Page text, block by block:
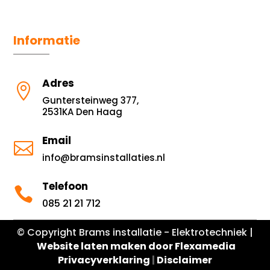
Informatie
 Adres
Guntersteinweg 377,
2531KA Den Haag
 Email
info@bramsinstallaties.nl
 Telefoon
085 21 21 712
© Copyright Brams installatie - Elektrotechniek |
Website laten maken door Flexamedia
Privacyverklaring | Disclaimer